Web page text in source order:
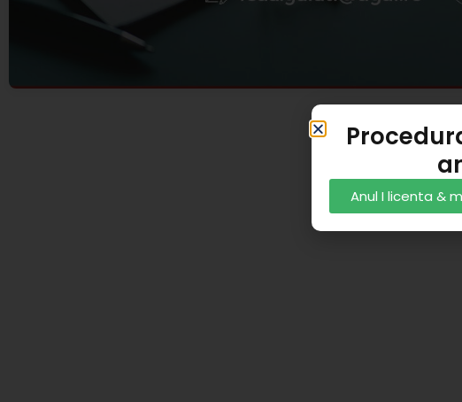
Anul I licenta &